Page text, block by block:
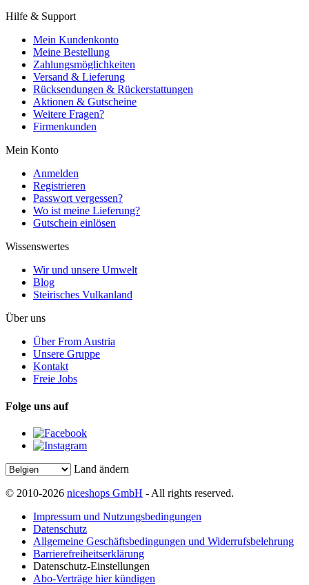
Hilfe & Support
Mein Kundenkonto
Meine Bestellung
Zahlungsmöglichkeiten
Versand & Lieferung
Rücksendungen & Rückerstattungen
Aktionen & Gutscheine
Weitere Fragen?
Firmenkunden
Mein Konto
Anmelden
Registrieren
Passwort vergessen?
Wo ist meine Lieferung?
Gutschein einlösen
Wissenswertes
Wir und unsere Umwelt
Blog
Steirisches Vulkanland
Über uns
Über From Austria
Unsere Gruppe
Kontakt
Freie Jobs
Folge uns auf
Land ändern
© 2010-2026 niceshops GmbH - All rights reserved.
Impressum und Nutzungsbedingungen
Datenschutz
Allgemeine Geschäftsbedingungen und Widerrufsbelehrung
Barrierefreiheitserklärung
Datenschutz-Einstellungen
Abo-Verträge hier kündigen